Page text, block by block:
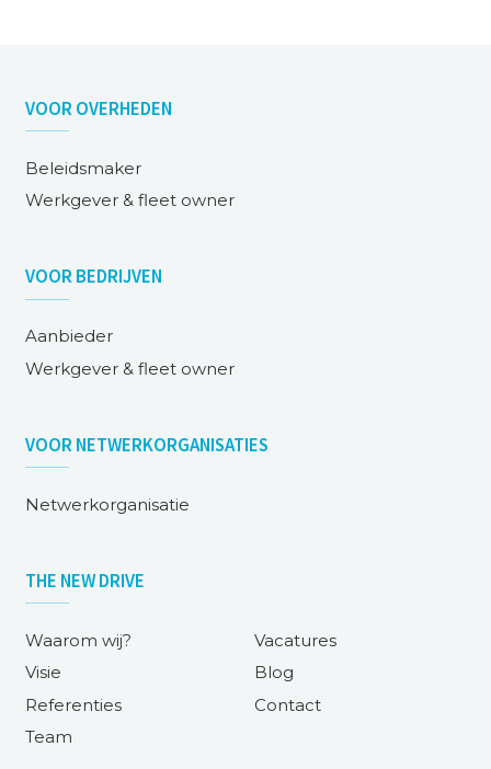
VOOROVERHEDEN
Beleidsmaker
Werkgever & fleet owner
VOORBEDRIJVEN
Aanbieder
Werkgever & fleet owner
VOORNETWERKORGANISATIES
Netwerkorganisatie
THE NEW DRIVE
Waarom wij?
Visie
Referenties
Team
Vacatures
Blog
Contact